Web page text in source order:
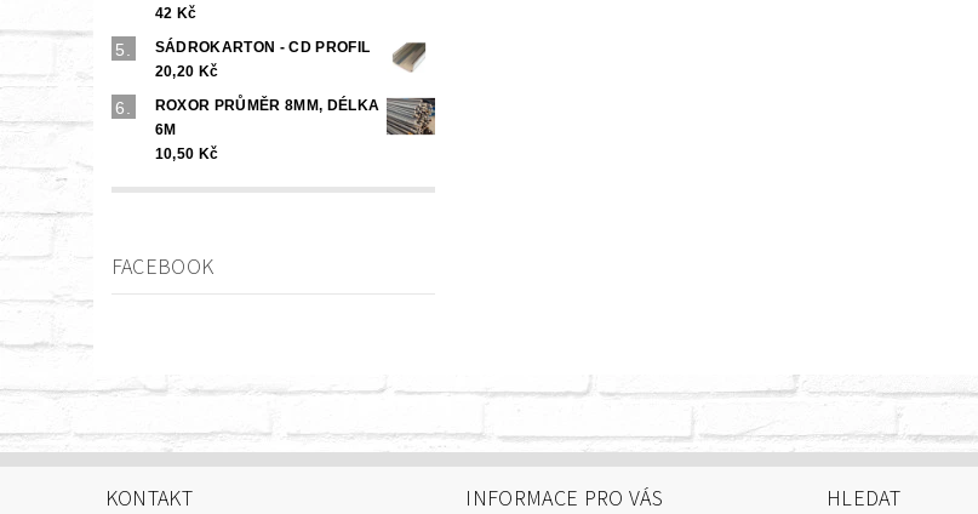
42 Kč
SÁDROKARTON - CD PROFIL
20,20 Kč
ROXOR PRŮMĚR 8MM, DÉLKA
6M
10,50 Kč
FACEBOOK
KONTAKT INFORMACE PRO VÁS HLEDAT